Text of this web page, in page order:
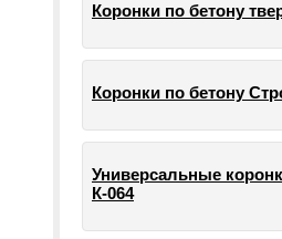
Коронки по бетону
Коронки по бетону
Универсальные
К-064